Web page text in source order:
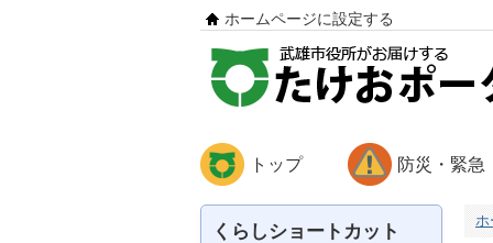
ホームページに設定する
トップ 防災・緊急
くらしショートカット ホ